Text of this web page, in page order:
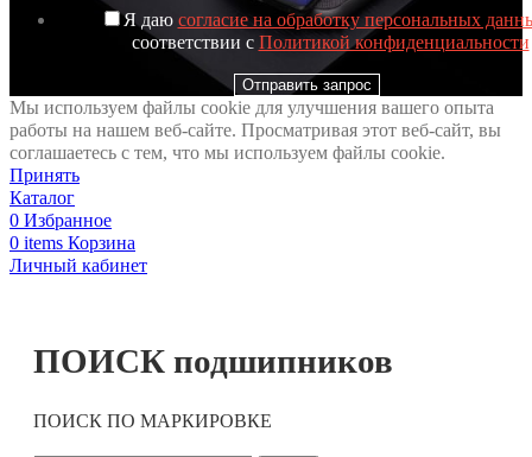
Я даю согласие на обработку персональных
соответствии с Политикой конфиденциальности
Отправить запрос
Мы используем файлы cookie для улучшения вашего опыта
работы на нашем веб-сайте. Просматривая этот веб-сайт, вы
соглашаетесь с тем, что мы используем файлы cookie.
Принять
Каталог
0 Избранное
0 items Корзина
Личный кабинет
ПОИСК подшипников
ПОИСК ПО МАРКИРОВКЕ